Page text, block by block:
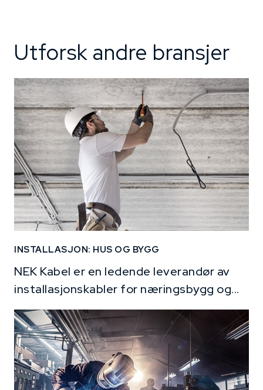
Utforsk andre bransjer
INSTALLASJON: HUS OG BYGG
NEK Kabel er en ledende leverandør av
installasjonskabler for næringsbygg og...